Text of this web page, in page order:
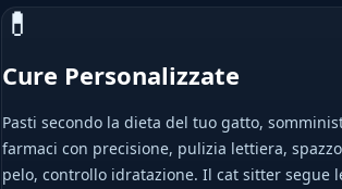
💊
Cure Personalizzate
Pasti secondo la dieta del tuo gatto,
farmaci con precisione, pulizia lettiera,
pelo, controllo idratazione. Il cat sitter segue